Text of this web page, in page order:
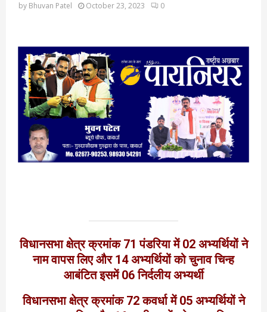
by Bhuvan Patel October 23, 2023 0
विधानसभा क्षेत्र क्रमांक 71 पंडरिया में 02 अभ्यर्थियों ने
नाम वापस लिए और 14 अभ्यर्थियों को चुनाव चिन्ह
आबंटित इसमें 06 निर्दलीय अभ्यर्थी
विधानसभा क्षेत्र क्रमांक 72 कवर्धा में 05 अभ्यर्थियों ने